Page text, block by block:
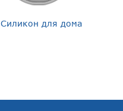
Силикон для дома